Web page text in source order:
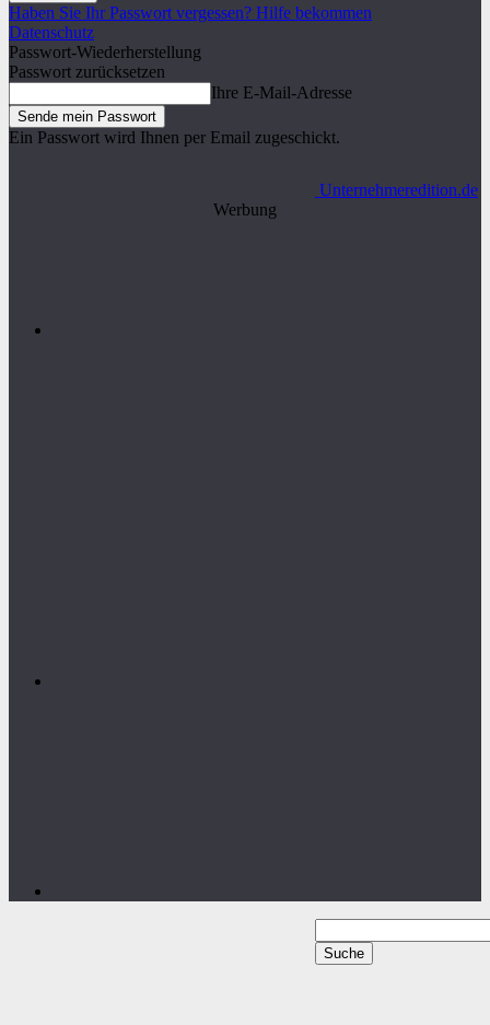
Haben Sie Ihr Passwort vergessen? Hilfe bekommen
Datenschutz
Passwort-Wiederherstellung
Passwort zurücksetzen
Ihre E-Mail-Adresse
Ein Passwort wird Ihnen per Email zugeschickt.
Unternehmeredition.de
Werbung